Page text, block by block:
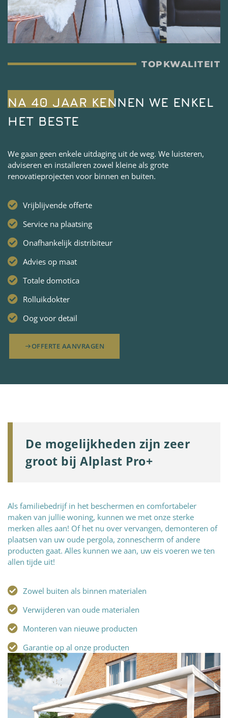
TOPKWALITEIT
NA 40 JAAR KENNEN WE ENKEL
HET BESTE
We gaan geen enkele uitdaging uit de weg. We luisteren,
adviseren en installeren zowel kleine als grote
renovatieprojecten voor binnen en buiten.
Vrijblijvende offerte
Service na plaatsing
Onafhankelijk distribiteur
Advies op maat
Totale domotica
Rolluikdokter
Oog voor detail
OFFERTE AANVRAGEN
De mogelijkheden zijn zeer
groot bij Alplast Pro+
Als familiebedrijf in het beschermen en comfortabeler
maken van jullie woning, kunnen we met onze sterke
merken alles aan! Of het nu over vervangen, demonteren of
plaatsen van uw oude pergola, zonnescherm of andere
producten gaat. Alles kunnen we aan, uw eis voeren we ten
allen tijde uit!
Zowel buiten als binnen materialen
Verwijderen van oude materialen
Monteren van nieuwe producten
Garantie op al onze producten